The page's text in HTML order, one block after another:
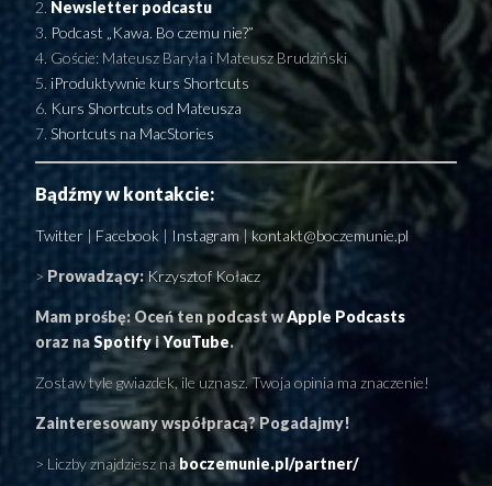
Newsletter podcastu
Podcast „Kawa. Bo czemu nie?”
Goście: Mateusz Baryła i Mateusz Brudziński
iProduktywnie kurs Shortcuts
Kurs Shortcuts od Mateusza
Shortcuts na MacStories
Bądźmy w kontakcie:
Twitter | Facebook | Instagram | kontakt@boczemunie.pl
> Prowadzący: Krzysztof Kołacz
Mam prośbę: Oceń ten podcast wApple Podcasts
oraz naSpotifyiYouTube.
Zostaw tyle gwiazdek, ile uznasz. Twoja opinia ma znaczenie!
Zainteresowany współpracą? Pogadajmy!
> Liczby znajdziesz na boczemunie.pl/partner/